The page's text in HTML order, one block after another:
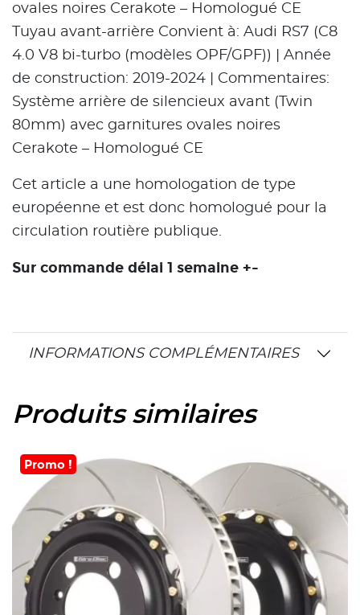
ovales noires Cerakote – Homologué CE
Tuyau avant-arrière Convient à: Audi RS7 (C8
4.0 V8 bi-turbo (modèles OPF/GPF)) | Année
de construction: 2019-2024 | Commentaires:
Système arrière de silencieux avant (Twin
80mm) avec garnitures ovales noires
Cerakote – Homologué CE
Cet article a une homologation de type
européenne et est donc homologué pour la
circulation routière publique.
Sur commande délai 1 semaine +-
INFORMATIONS COMPLÉMENTAIRES
Produits similaires
Promo !